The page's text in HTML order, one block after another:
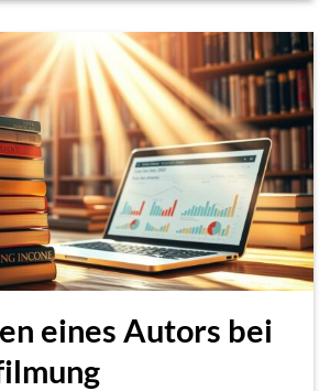
eines Autors bei